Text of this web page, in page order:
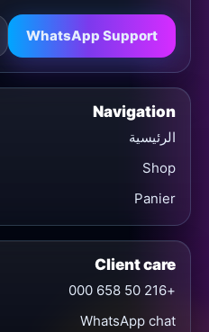
WhatsApp Support
Navigation
الرئيسية
Shop
Panier
Client care
+216 50 658 000
WhatsApp chat